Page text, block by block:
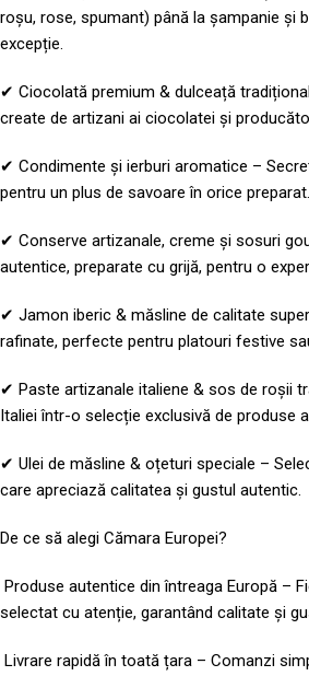
roșu, rose, spumant) până la șampanie și
excepție.
✔ Ciocolată premium & dulceață
create de artizani ai ciocolatei și
✔ Condimente și ierburi aromatice –
pentru un plus de savoare în orice preparat.
✔ Conserve artizanale, creme și sosuri
autentice, preparate cu grijă, pentru o
✔ Jamon iberic & măsline de calitate
rafinate, perfecte pentru platouri festive
✔ Paste artizanale italiene & sos de roșii
Italiei într-o selecție exclusivă de produse
✔ Ulei de măsline & oțeturi speciale –
care apreciază calitatea și gustul autentic.
De ce să alegi Cămara Europei?
Produse autentice din întreaga Europă –
selectat cu atenție, garantând calitate și
Livrare rapidă în toată țara – Comanzi